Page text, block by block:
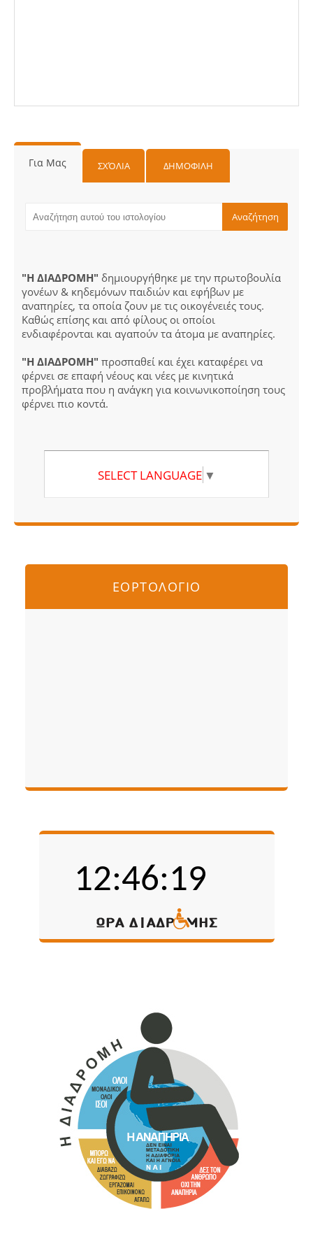
Για Μας ΣΧΌΛΙΑ ΔΗΜΟΦΙΛΗ
"Η ΔΙΑΔΡΟΜΗ" δημιουργήθηκε με την πρωτοβουλία
γονέων & κηδεμόνων παιδιών και εφήβων με
αναπηρίες, τα οποία ζουν με τις οικογένειές τους.
Καθώς επίσης και από φίλους οι οποίοι
ενδιαφέρονται και αγαπούν τα άτομα με αναπηρίες.
"Η ΔΙΑΔΡΟΜΗ" προσπαθεί και έχει καταφέρει να
φέρνει σε επαφή νέους και νέες με κινητικά
προβλήματα που η ανάγκη για κοινωνικοποίηση τους
φέρνει πιο κοντά.
SELECT LANGUAGE ▼
ΕΟΡΤΟΛΟΓΙΟ